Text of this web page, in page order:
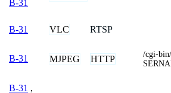
B-31
B-31 VLC RTSP
B-31 MJPEG HTTP
/cgi-
B-31 ,